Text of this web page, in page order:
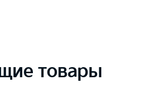
товары